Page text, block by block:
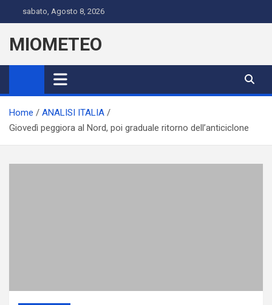
to
content
sabato, Agosto 8, 2026
MIOMETEO
Home
ANALISI ITALIA
Giovedì peggiora al Nord, poi graduale ritorno dell’anticiclone